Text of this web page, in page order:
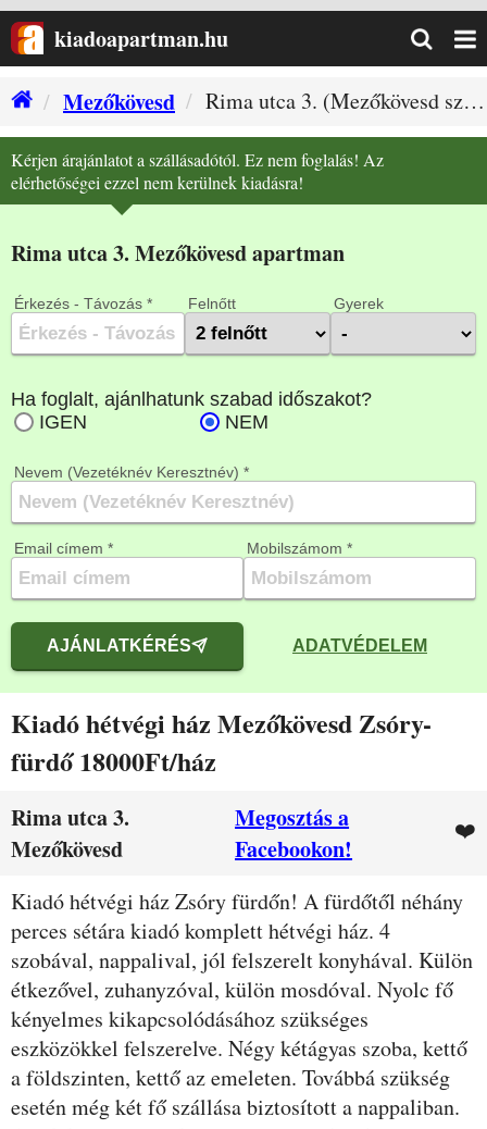
kiadoapartman.hu
Mezőkövesd
Rima utca 3. (Mezőkövesd szállás)
Kérjen árajánlatot a szállásadótól. Ez nem foglalás! Az
elérhetőségei ezzel nem kerülnek kiadásra!
Rima utca 3. Mezőkövesd apartman
Érkezés - Távozás * Felnőtt Gyerek
Nevem (Vezetéknév Keresztnév) *
Email címem * Mobilszámom *
AJÁNLATKÉRÉS ADATVÉDELEM
Kiadó hétvégi ház Mezőkövesd Zsóry-
fürdő 18000Ft/ház
Rima utca 3.
Mezőkövesd
Megosztás a
Facebookon!
❤️
Leírás
Kiadó hétvégi ház Zsóry fürdőn! A fürdőtől néhány
perces sétára kiadó komplett hétvégi ház. 4
szobával, nappalival, jól felszerelt konyhával. Külön
étkezővel, zuhanyzóval, külön mosdóval. Nyolc fő
kényelmes kikapcsolódásához szükséges
eszközökkel felszerelve. Négy kétágyas szoba, kettő
a földszinten, kettő az emeleten. Továbbá szükség
esetén még két fő szállása biztosított a nappaliban.